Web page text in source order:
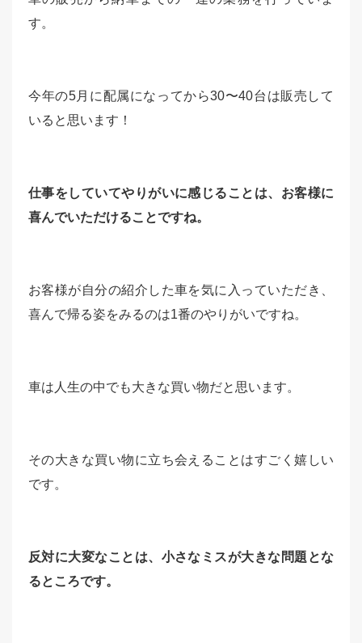
す。
今年の5月に配属になってから30〜40台は販売して
いると思います！
仕事をしていてやりがいに感じることは、お客様に
喜んでいただけることですね。
お客様が自分の紹介した車を気に入っていただき、
喜んで帰る姿をみるのは1番のやりがいですね。
車は人生の中でも大きな買い物だと思います。
その大きな買い物に立ち会えることはすごく嬉しい
です。
反対に大変なことは、小さなミスが大きな問題とな
るところです。